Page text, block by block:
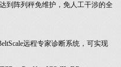
到阵列秤免维护，免人工干涉的全
远程专家诊断系统，可实现